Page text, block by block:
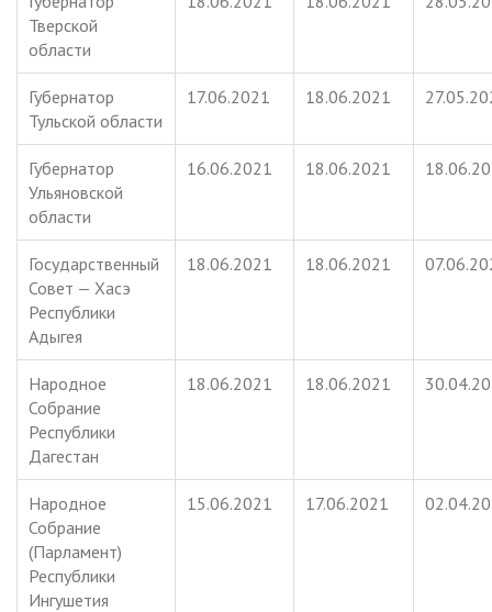
Тверской
области
Губернатор
Тульской области
17.06.2021 18.06.2021
Губернатор
Ульяновской
области
16.06.2021 18.06.2021
Государственный
Совет — Хасэ
Республики
Адыгея
18.06.2021 18.06.2021
Народное
Собрание
Республики
Дагестан
18.06.2021 18.06.2021
Народное
Собрание
(Парламент)
Республики
Ингушетия
15.06.2021 17.06.2021